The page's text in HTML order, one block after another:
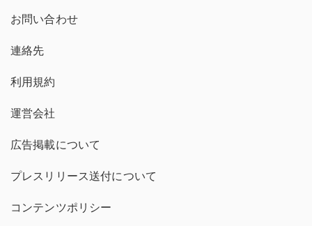
お問い合わせ
連絡先
利用規約
運営会社
広告掲載について
プレスリリース送付について
コンテンツポリシー